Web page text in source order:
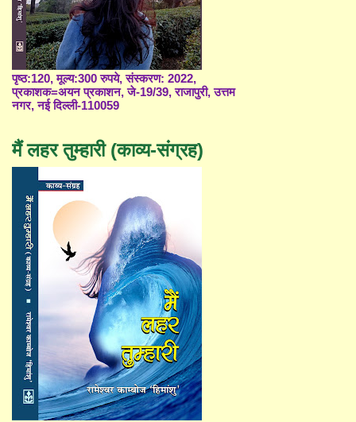
पृष्ठ:120, मूल्य:300 रुपये, संस्करण: 2022,
प्रकाशक=अयन प्रकाशन, जे-19/39, राजापुरी, उत्तम
नगर, नई दिल्ली-110059
मैं लहर तुम्हारी (काव्य-संग्रह)